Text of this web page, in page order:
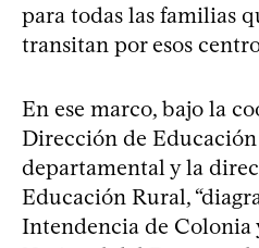
para todas las familias
transitan por esos
En ese marco, bajo la
Dirección de
departamental y la
Educación Rural,
Intendencia de Colonia